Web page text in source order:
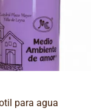
para agua